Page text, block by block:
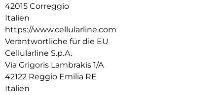
42015 Correggio
Italien
https://www.cellularline.com
Verantwortliche für die EU
Cellularline S.p.A.
Via Grigoris Lambrakis 1/A
42122 Reggio Emilia RE
Italien